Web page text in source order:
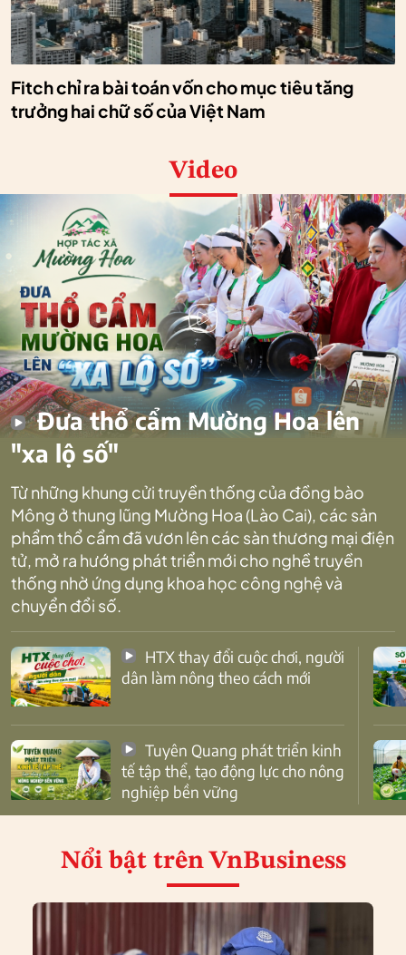
Fitch chỉ ra bài toán vốn cho mục tiêu tăng
trưởng hai chữ số của Việt Nam
Video
Đưa thổ cẩm Mường Hoa lên
"xa lộ số"
Từ những khung cửi truyền thống của đồng bào
Mông ở thung lũng Mường Hoa (Lào Cai), các sản
phẩm thổ cẩm đã vươn lên các sàn thương mại điện
tử, mở ra hướng phát triển mới cho nghề truyền
thống nhờ ứng dụng khoa học công nghệ và
chuyển đổi số.
dân làm nông theo cách mới
tế tập thể, tạo động lực cho nông
nghiệp bền vững
Nổi bật trên VnBusiness